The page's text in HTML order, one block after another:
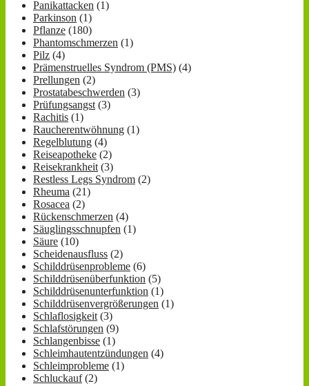
Panikattacken (1)
Parkinson (1)
Pflanze (180)
Phantomschmerzen (1)
Pilz (4)
Prämenstruelles Syndrom (PMS) (4)
Prellungen (2)
Prostatabeschwerden (3)
Prüfungsangst(3)
Rachitis (1)
Raucherentwöhnung (1)
Regelblutung (4)
Reiseapotheke (2)
Reisekrankheit(3)
Restless Legs Syndrom (2)
Rheuma (21)
Rosacea (2)
Rückenschmerzen (4)
Säuglingsschnupfen (1)
Säure (10)
Scheidenausfluss (2)
Schilddrüsenprobleme (6)
Schilddrüsenüberfunktion (5)
Schilddrüsenunterfunktion (1)
Schilddrüsenvergrößerungen (1)
Schlaflosigkeit(3)
Schlafstörungen (9)
Schlangenbisse (1)
Schleimhautentzündungen (4)
Schleimprobleme (1)
Schluckauf(2)